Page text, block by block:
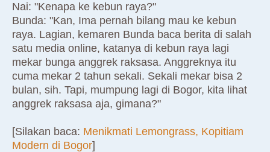
Nai: "Kenapa ke kebun raya?"
Bunda: "Kan, Ima pernah bilang mau ke kebun
raya. Lagian, kemaren Bunda baca berita di salah
satu media online, katanya di kebun raya lagi
mekar bunga anggrek raksasa. Anggreknya itu
cuma mekar 2 tahun sekali. Sekali mekar bisa 2
bulan, sih. Tapi, mumpung lagi di Bogor, kita lihat
anggrek raksasa aja, gimana?"
[Silakan baca: Menikmati Lemongrass, Kopitiam
Modern di Bogor]